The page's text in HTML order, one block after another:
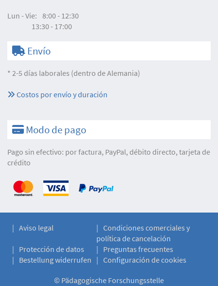
Lun - Vie: 8:00 - 12:30
13:30 - 17:00
Envío
* 2-5 días laborales (dentro de Alemania)
Costos por envío y duración
Modo de pago
Pago sin efectivo: por factura, PayPal, débito directo, tarjeta de
crédito
Aviso legal
Condiciones comerciales y
política de cancelación
Protección de datos
Preguntas frecuentes
Bestellung widerrufen
Configuración de cookies
© Pädagogische Forschungsstelle